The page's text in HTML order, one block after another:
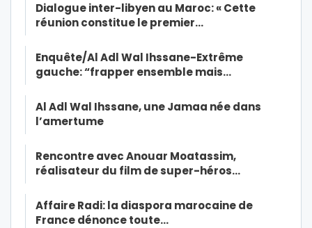
Dialogue inter-libyen au Maroc: « Cette
réunion constitue le premier…
Enquête/Al Adl Wal Ihssane-Extrême
gauche: “frapper ensemble mais…
Al Adl Wal Ihssane, une Jamaa née dans
l’amertume
Rencontre avec Anouar Moatassim,
réalisateur du film de super-héros…
Affaire Radi: la diaspora marocaine de
France dénonce toute…